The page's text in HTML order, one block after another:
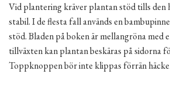
Vid plantering kräver plantan stöd tills den
stabil. I de flesta fall används en
stöd. Bladen på boken är mellangröna med
tillväxten kan plantan beskäras på sidorna
Toppknoppen bör inte klippas förrän